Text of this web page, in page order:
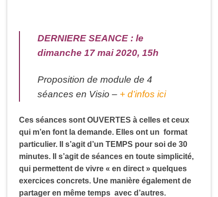
DERNIERE SEANCE : le
dimanche 17 mai 2020, 15h
Proposition de module de 4
séances en Visio – + d’infos ici
Ces séances sont OUVERTES à celles et ceux
qui m’en font la demande. Elles ont un format
particulier. Il s’agit d’un TEMPS pour soi de 30
minutes.
Il s’agit de séances en toute simplicité,
qui permettent de vivre « en direct » quelques
exercices concrets. Une manière également de
partager en même temps avec d’autres.